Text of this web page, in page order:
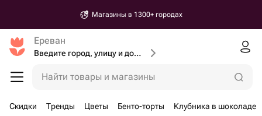
Магазины в 1300+ городах
Ереван
Введите город, улицу и дом доставки
Найти товары и магазины
Скидки Тренды Цветы Бенто-торты Клубника в шоколаде